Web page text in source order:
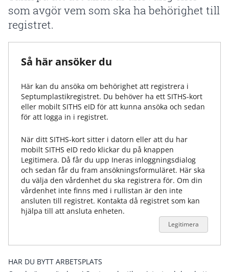
som avgör vem som ska ha behörighet till
registret.
Så här ansöker du
Här kan du ansöka om behörighet att registrera i
Septumplastikregistret. Du behöver ha ett SITHS-kort
eller mobilt SITHS eID för att kunna ansöka och sedan
för att logga in i registret.
När ditt SITHS-kort sitter i datorn eller att du har
mobilt SITHS eID redo klickar du på knappen
Legitimera. Då får du upp Ineras inloggningsdialog
och sedan får du fram ansökningsformuläret. Här ska
du välja den vårdenhet du ska registrera för. Om din
vårdenhet inte finns med i rullistan är den inte
ansluten till registret. Kontakta då registret som kan
hjälpa till att ansluta enheten.
Legitimera
HAR DU BYTT ARBETSPLATS